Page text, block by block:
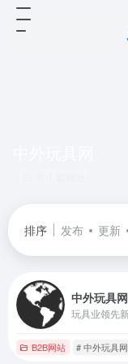
排序 发布 更新
中外玩具网
B2B网站 # 中外玩具网